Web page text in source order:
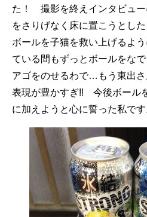
た！ 撮影を終えインタビュ
をさりげなく床に置こうとし
ボールを子猫を救い上げるよ
ている間もずっとボールをなで
アゴをのせるわで…もう東出
表現が豊かすぎ!! 今後ボール
に加えようと心に誓った私です